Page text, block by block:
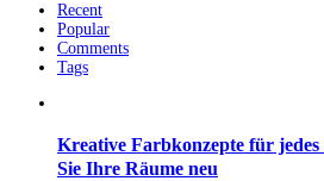
Recent
Popular
Comments
Tags
Kreative Farbkonzepte für jedes
Sie Ihre Räume neu